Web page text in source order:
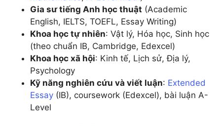
Gia sư tiếng Anh học thuật (Academic
English, IELTS, TOEFL, Essay Writing)
Khoa học tự nhiên: Vật lý, Hóa học, Sinh học
(theo chuẩn IB, Cambridge, Edexcel)
Khoa học xã hội: Kinh tế, Lịch sử, Địa lý,
Psychology
Kỹ năng nghiên cứu và viết luận: Extended
Essay (IB), coursework (Edexcel), bài luận A-
Level